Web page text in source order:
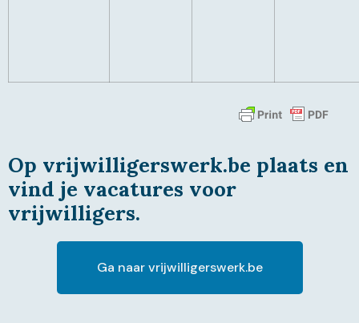
Op vrijwilligerswerk.be plaats en
vind je vacatures voor
vrijwilligers.
Ga naar vrijwilligerswerk.be